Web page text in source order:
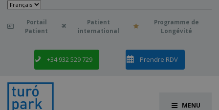
Choisir

Portail
Patient
Patient
international
Programme de
Longévité
+34 932 529 729 Prendre RDV
MENU